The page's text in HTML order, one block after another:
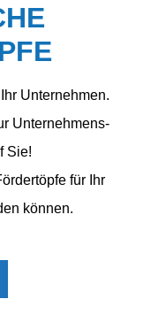
Unternehmen.
Unternehmens­
Sie!
für Ihr
können.